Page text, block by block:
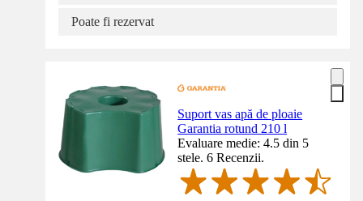
Poate fi rezervat
Suport vas apă de ploaie
Garantia rotund 210 l
Evaluare medie: 4.5 din 5
stele. 6 Recenzii.